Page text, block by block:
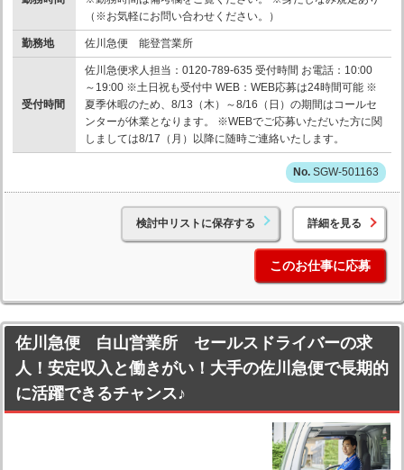
（※お気軽にお問い合わせください。）
勤務地 佐川急便 能登営業所
受付時間
佐川急便求人担当：0120-789-635 受付時間 お電話：10:00
～19:00 ※土日祝も受付中 WEB：WEB応募は24時間可能 ※
夏季休暇のため、8/13（木）～8/16（日）の期間はコールセ
ンターが休業となります。 ※WEBでご応募いただいた方に関
しましては8/17（月）以降に随時ご連絡いたします。
SGW-501163
検討中リストに保存する 詳細を見る
このお仕事に応募
佐川急便 白山営業所 セールスドライバーの求
人！安定収入と働きがい！大手の佐川急便で長期的
に活躍できるチャンス♪